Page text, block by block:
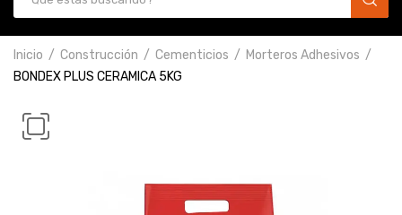
Inicio Construcción Cementicios
Morteros Adhesivos
BONDEX PLUS CERAMICA 5KG